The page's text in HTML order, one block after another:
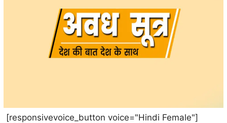
[responsivevoice_button voice="Hindi Female"]